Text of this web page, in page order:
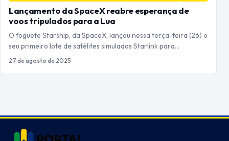
Lançamento da SpaceX reabre esperança de
voos tripulados para a Lua
O foguete Starship, da SpaceX, lançou nessa terça-feira (26) o
seu primeiro lote de satélites simulados Starlink para…
27 de agosto de 2025